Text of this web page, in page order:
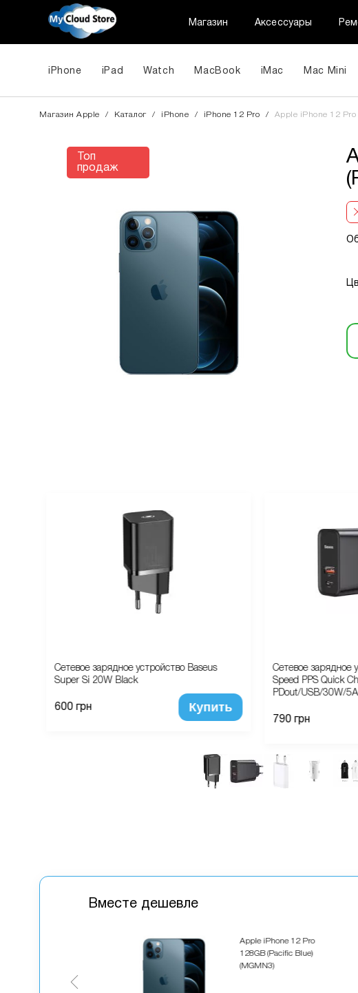
Магазин Аксессуары
iPhone iPad Watch MacBook iMac Mac Mini
Магазин Apple / Каталог / iPhone / iPhone 12 Pro / Apple iPhone 12 Pro
Топ
продаж
Сетевое зарядное устройство Baseus
Super Si 20W Black
600 грн Купить
Сетевое зарядное
Speed PPS Quick
PDout/USB/30W/
790 грн
Вместе дешевле
Apple iPhone 12 Pro
128GB (Pacific Blue)
(MGMN3)